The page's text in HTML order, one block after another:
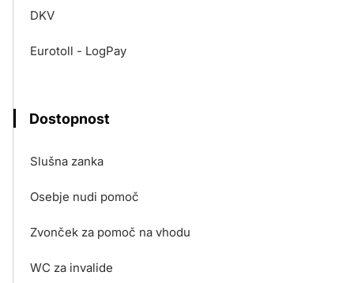
DKV
Eurotoll - LogPay
Dostopnost
Slušna zanka
Osebje nudi pomoč
Zvonček za pomoč na vhodu
WC za invalide